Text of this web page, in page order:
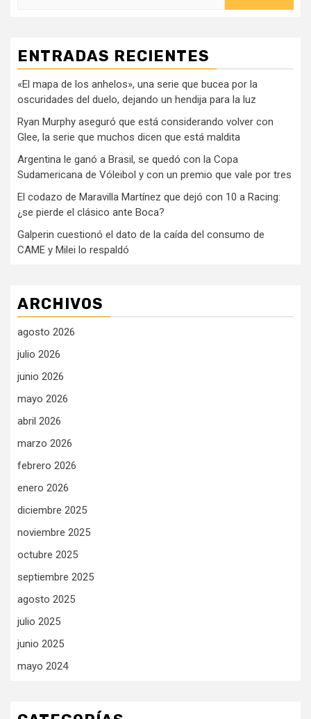
ENTRADAS RECIENTES
«El mapa de los anhelos», una serie que bucea por la
oscuridades del duelo, dejando un hendija para la luz
Ryan Murphy aseguró que está considerando volver con
Glee, la serie que muchos dicen que está maldita
Argentina le ganó a Brasil, se quedó con la Copa
Sudamericana de Vóleibol y con un premio que vale por tres
El codazo de Maravilla Martínez que dejó con 10 a Racing:
¿se pierde el clásico ante Boca?
Galperin cuestionó el dato de la caída del consumo de
CAME y Milei lo respaldó
ARCHIVOS
agosto 2026
julio 2026
junio 2026
mayo 2026
abril 2026
marzo 2026
febrero 2026
enero 2026
diciembre 2025
noviembre 2025
octubre 2025
septiembre 2025
agosto 2025
julio 2025
junio 2025
mayo 2024